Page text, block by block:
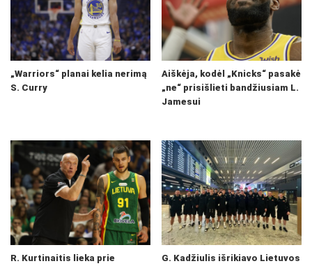
„Warriors“ planai kelia nerimą
S. Curry
Aiškėja, kodėl „Knicks“ pasakė
„ne“ prisišlieti bandžiusiam L.
Jamesui
R. Kurtinaitis lieka prie
G. Kadžiulis išrikiavo Lietuvos